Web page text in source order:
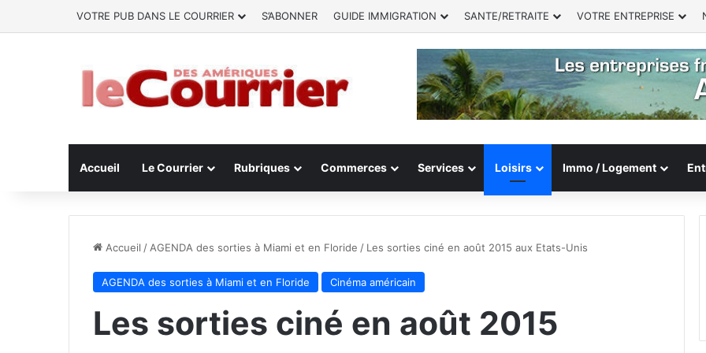
VOTRE PUB DANS LE COURRIER S’ABONNER GUIDE IMMIGRATION SANTE/RETRAITE VOTRE ENTREPRISE
Accueil Le Courrier Rubriques Commerces Services Loisirs Immo / Logement
Accueil / AGENDA des sorties à Miami et en Floride / Les sorties ciné en août 2015 aux Etats-Unis
AGENDA des sorties à Miami et en Floride Cinéma américain
Les sorties ciné en août 2015